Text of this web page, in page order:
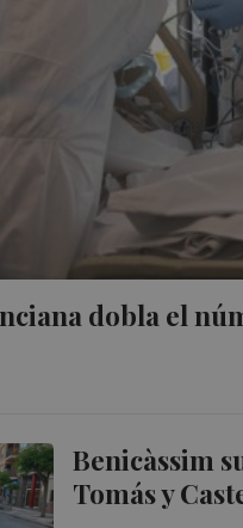
dobla el
Benicàssim
Tomás y